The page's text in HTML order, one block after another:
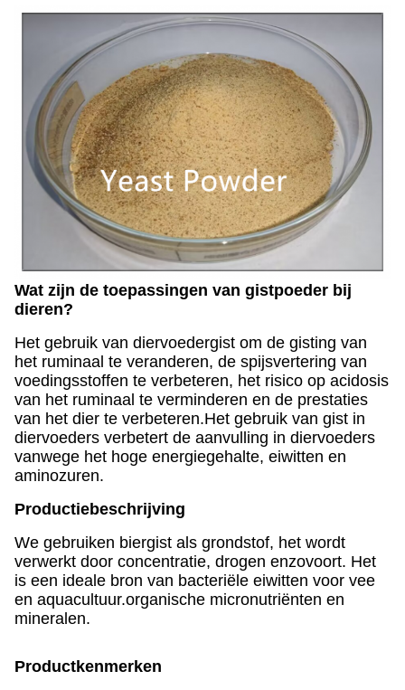
Wat zijn de toepassingen van gistpoeder bij
dieren?
Het gebruik van diervoedergist om de gisting van
het ruminaal te veranderen, de spijsvertering van
voedingsstoffen te verbeteren, het risico op acidosis
van het ruminaal te verminderen en de prestaties
van het dier te verbeteren.Het gebruik van gist in
diervoeders verbetert de aanvulling in diervoeders
vanwege het hoge energiegehalte, eiwitten en
aminozuren.
Productiebeschrijving
We gebruiken biergist als grondstof, het wordt
verwerkt door concentratie, drogen enzovoort. Het
is een ideale bron van bacteriële eiwitten voor vee
en aquacultuur.organische micronutriënten en
mineralen.
Productkenmerken